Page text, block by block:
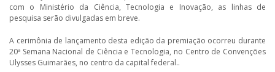
com o Ministério da Ciência, Tecnologia e Inovação, as linhas de
pesquisa serão divulgadas em breve.
A cerimônia de lançamento desta edição da premiação ocorreu durante
20ª Semana Nacional de Ciência e Tecnologia, no Centro de Convenções
Ulysses Guimarães, no centro da capital federal..